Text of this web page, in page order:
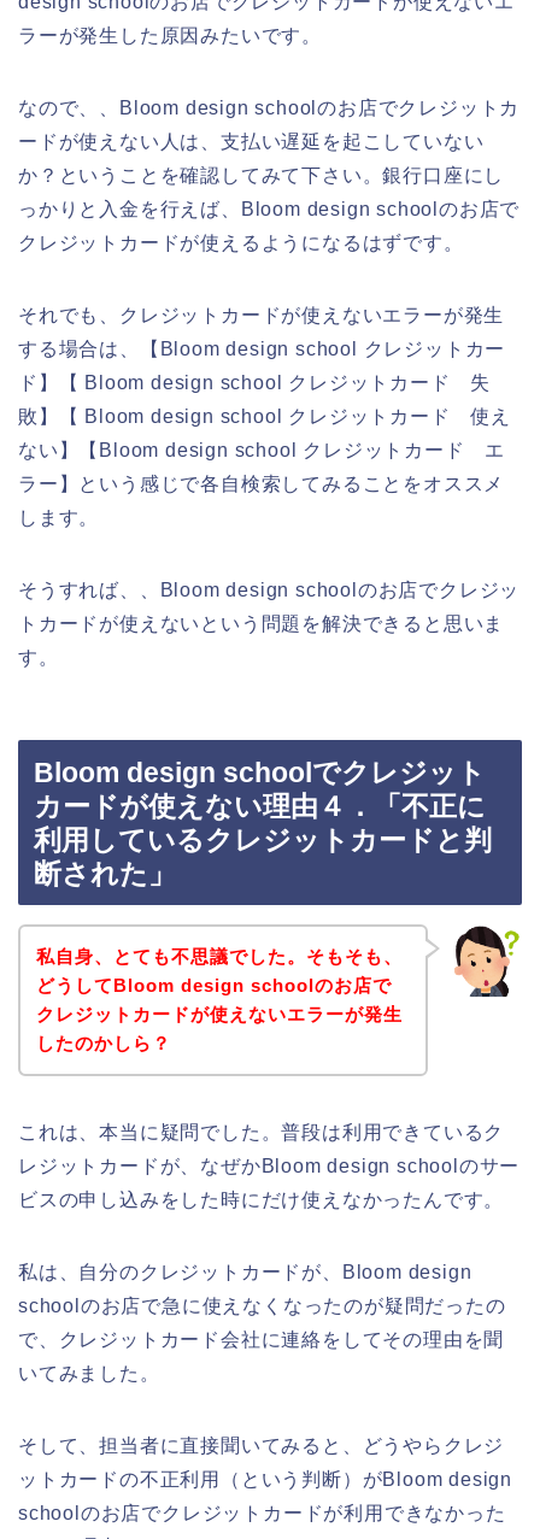
ラーが発生した原因みたいです。
なので、、Bloom design schoolのお店でクレジットカ
ードが使えない人は、支払い遅延を起こしていない
か？ということを確認してみて下さい。銀行口座にし
っかりと入金を行えば、Bloom design schoolのお店で
クレジットカードが使えるようになるはずです。
それでも、クレジットカードが使えないエラーが発生
する場合は、【Bloom design school クレジットカー
ド】【 Bloom design school クレジットカード 失
敗】【 Bloom design school クレジットカード 使え
ない】【Bloom design school クレジットカード エ
ラー】という感じで各自検索してみることをオススメ
します。
そうすれば、、Bloom design schoolのお店でクレジッ
トカードが使えないという問題を解決できると思いま
す。
Bloom design schoolでクレジット
カードが使えない理由４．「不正に
利用しているクレジットカードと判
断された」
私自身、とても不思議でした。そもそも、
どうしてBloom design schoolのお店で
クレジットカードが使えないエラーが発生
したのかしら？
これは、本当に疑問でした。普段は利用できているク
レジットカードが、なぜかBloom design schoolのサー
ビスの申し込みをした時にだけ使えなかったんです。
私は、自分のクレジットカードが、Bloom design
schoolのお店で急に使えなくなったのが疑問だったの
で、クレジットカード会社に連絡をしてその理由を聞
いてみました。
そして、担当者に直接聞いてみると、どうやらクレジ
ットカードの不正利用（という判断）がBloom design
schoolのお店でクレジットカードが利用できなかった